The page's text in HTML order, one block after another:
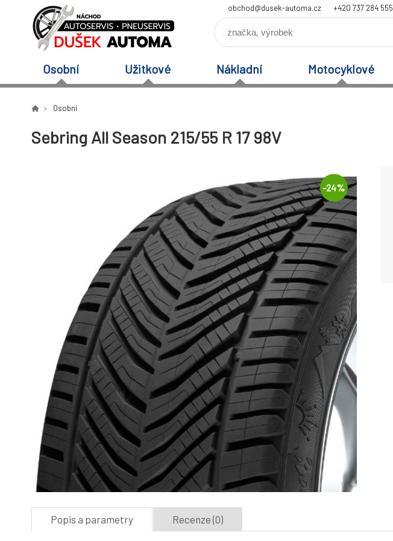
obchod@dusek-automa.cz +420 737 284 555
Osobní Užitkové Nákladní Motocyklové
Osobní
Sebring All Season 215/55 R 17 98V
-24%
Popis a parametry Recenze (0)